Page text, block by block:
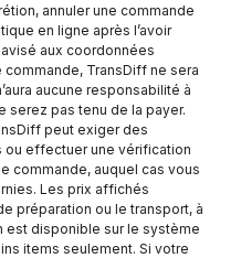
annuler une commande
en ligne après l’avoir
aux coordonnées
TransDiff ne sera
aucune responsabilité à
serez pas tenu de la payer.
peut exiger des
effectuer une vérification
commande, auquel cas vous
Les prix affichés
préparation ou le transport, à
est disponible sur le système
items seulement. Si votre